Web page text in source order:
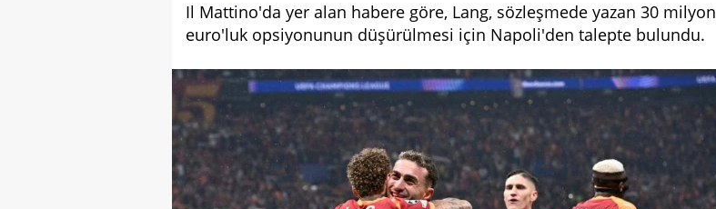
Il Mattino'da yer alan habere göre, Lang, sözleşmede yazan 30 milyon
euro'luk opsiyonunun düşürülmesi için Napoli'den talepte bulundu.